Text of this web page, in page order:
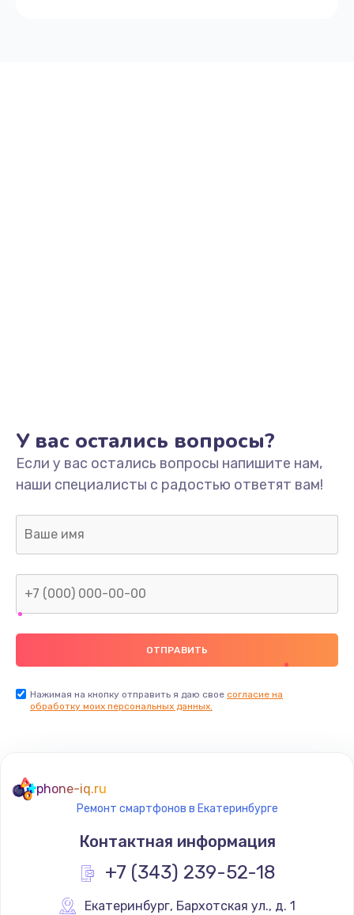
У вас остались вопросы?
Если у вас остались вопросы напишите нам,
наши специалисты с радостью ответят вам!
Нажимая на кнопку отправить я даю свое согласие на
обработку моих персональных данных.
phone-iq.ru
Ремонт смартфонов в Екатеринбурге
Контактная информация
+7 (343) 239-52-18
Екатеринбург, Бархотская ул., д. 1